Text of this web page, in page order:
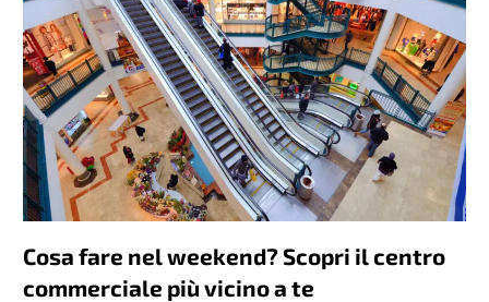
Cosa fare nel weekend? Scopri il centro
commerciale più vicino a te